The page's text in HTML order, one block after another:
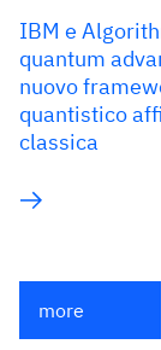
IBM e
quantum
nuovo
quantistico
classica
more